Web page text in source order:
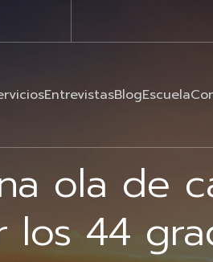
EntrevistasBlogEscuela
ola de
los 44